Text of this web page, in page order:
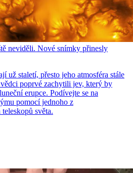
neviděli. Nové snímky přinesly
už staletí, přesto jeho atmosféra stále
poprvé zachytili jev, který by
erupce. Podívejte se na
pomocí jednoho z
světa.